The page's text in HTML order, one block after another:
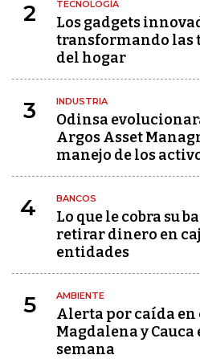
2 TECNOLOGÍA
Los gadgets
transformando las
del hogar
3 INDUSTRIA
Odinsa
Argos Asset
manejo de los
4 BANCOS
Lo que le cobra su
retirar dinero en
entidades
5 AMBIENTE
Alerta por caída en
Magdalena y
semana